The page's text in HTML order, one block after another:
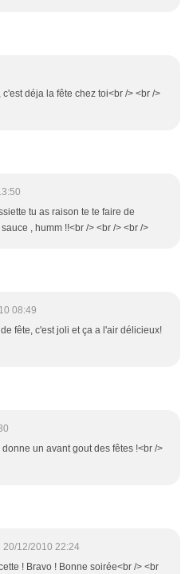
déja la fête chez toi<br /> <br />
tu as raison te te faire de
, humm !!<br /> <br /> <br />
08:49
fête, c'est joli et ça a l'air délicieux!
un avant gout des fêtes !<br />
20/12/2010 22:24
! Bravo ! Bonne soirée<br /> <br